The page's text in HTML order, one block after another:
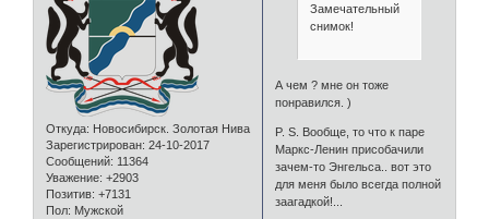
Откуда: Новосибирск. Золотая Нива
Зарегистрирован: 24-10-2017
Сообщений: 11364
Уважение: +2903
Позитив: +7131
Пол: Мужской
Замечательный
снимок!
А чем ? мне он тоже
понравился. )
P. S. Вообще, то что к паре
Маркс-Ленин присобачили
зачем-то Энгельса.. вот это
для меня было всегда полной
заагадкой!...